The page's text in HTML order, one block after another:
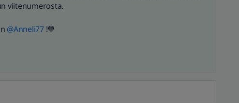
viitenumerosta.
@Anneli77!💙